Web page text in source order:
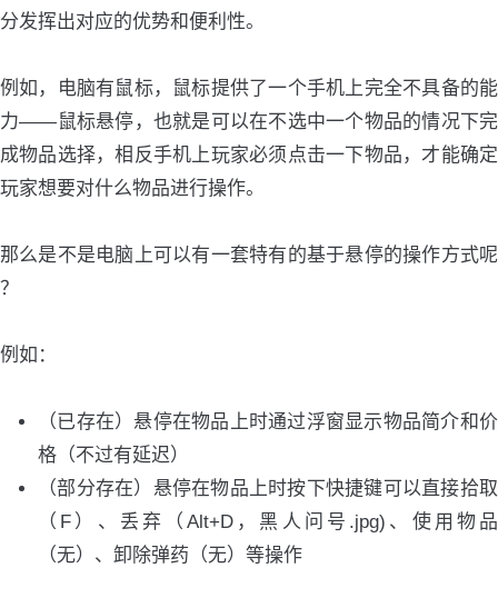
分发挥出对应的优势和便利性。
例如，电脑有鼠标，鼠标提供了一个手机上完全不具备的能
力——鼠标悬停，也就是可以在不选中一个物品的情况下完
成物品选择，相反手机上玩家必须点击一下物品，才能确定
玩家想要对什么物品进行操作。
那么是不是电脑上可以有一套特有的基于悬停的操作方式呢
？
例如：
（已存在）悬停在物品上时通过浮窗显示物品简介和价
格（不过有延迟）
（部分存在）悬停在物品上时按下快捷键可以直接拾取
（F）、丢弃（Alt+D，黑人问号.jpg)、使用物品
（无）、卸除弹药（无）等操作